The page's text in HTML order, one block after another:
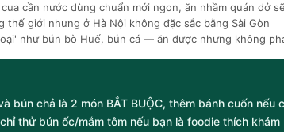
cần nước dùng chuẩn mới ngon, ăn nhầm quán dở
thế giới nhưng ở Hà Nội không đặc sắc bằng Sài Gòn
như bún bò Huế, bún cá — ăn được nhưng không
bún chả là 2 món BẮT BUỘC, thêm bánh cuốn nếu
thử bún ốc/mắm tôm nếu bạn là foodie thích khám